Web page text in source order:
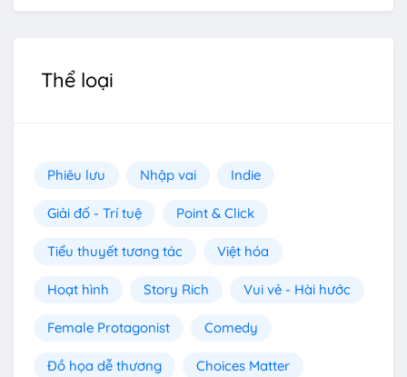
Thể loại
Phiêu lưu Nhập vai Indie
Giải đố - Trí tuệ Point & Click
Tiểu thuyết tương tác Việt hóa
Hoạt hình Story Rich Vui vẻ - Hài hước
Female Protagonist Comedy
Đồ họa dễ thương Choices Matter